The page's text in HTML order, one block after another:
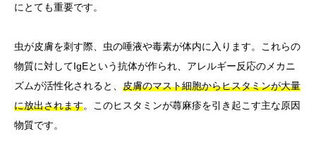
にとても重要です。
虫が皮膚を刺す際、虫の唾液や毒素が体内に入ります。これらの
物質に対してIgEという抗体が作られ、アレルギー反応のメカニ
ズムが活性化されると、 皮膚のマスト細胞からヒスタミンが大量
に放出されます。このヒスタミンが蕁麻疹を引き起こす主な原因
物質です。